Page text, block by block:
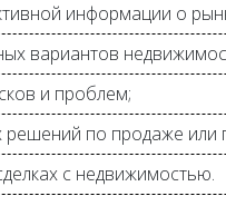
информации о
вариантов
и проблем;
по продаже или
с недвижимостью.